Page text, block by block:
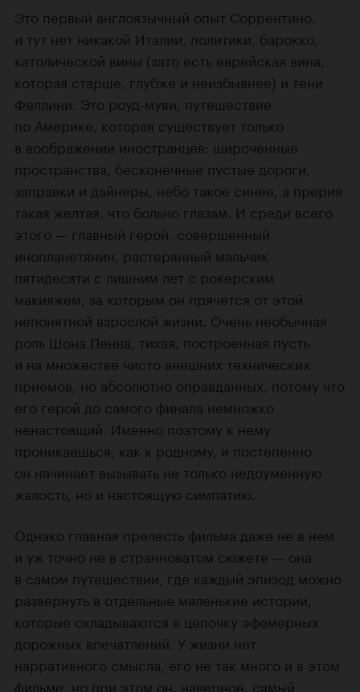
Это первый англоязычный опыт Соррентино,
и тут нет никакой Италии, политики, барокко,
католической вины (зато есть еврейская вина,
которая старше, глубже и неизбывнее) и тени
Феллини . Это роуд-муви, путешествие
по Америке, которая существует только
в воображении иностранцев: широченные
пространства, бесконечные пустые дороги,
заправки и дайнеры, небо такое синее, а прерия
такая желтая, что больно глазам. И среди всего
этого — главный герой, совершенный
инопланетянин, растерянный мальчик
пятидесяти с лишним лет с рокерским
макияжем, за которым он прячется от этой
непонятной взрослой жизни. Очень необычная
роль Шона Пенна , тихая, построенная пусть
и на множестве чисто внешних технических
приемов, но абсолютно оправданных, потому что
его герой до самого финала немножко
ненастоящий. Именно поэтому к нему
проникаешься, как к родному, и постепенно
он начинает вызывать не только недоуменную
жалость, но и настоящую симпатию.
Однако главная прелесть фильма даже не в нем
и уж точно не в странноватом сюжете — она
в самом путешествии, где каждый эпизод можно
развернуть в отдельные маленькие истории,
которые складываются в цепочку эфемерных
дорожных впечатлений. У жизни нет
нарративного смысла, его не так много и в этом
фильме, но при этом он, наверное, самый